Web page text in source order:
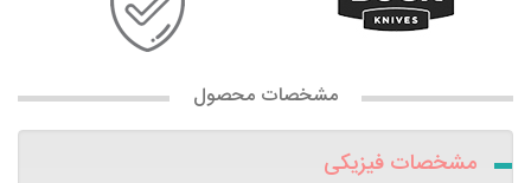
مشخصات محصول
مشخصات فیزیکی